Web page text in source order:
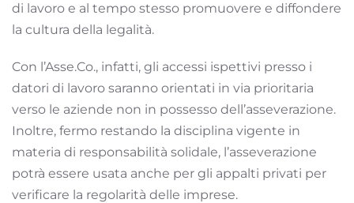
di lavoro e al tempo stesso promuovere e diffondere
la cultura della legalità.
Con l’Asse.Co., infatti, gli accessi ispettivi presso i
datori di lavoro saranno orientati in via prioritaria
verso le aziende non in possesso dell’asseverazione.
Inoltre, fermo restando la disciplina vigente in
materia di responsabilità solidale, l’asseverazione
potrà essere usata anche per gli appalti privati per
verificare la regolarità delle imprese.